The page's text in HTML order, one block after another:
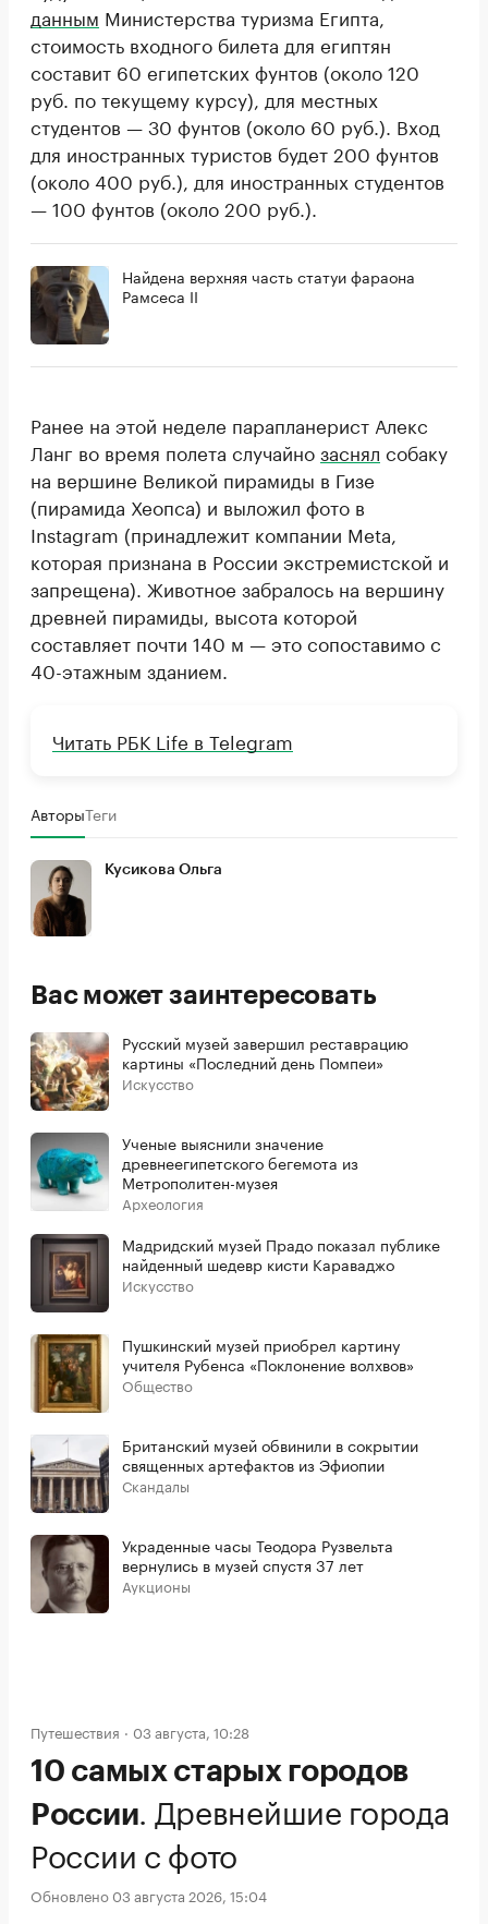
данным Министерства туризма Египта,
стоимость входного билета для египтян
составит 60 египетских фунтов (около 120
руб. по текущему курсу), для местных
студентов — 30 фунтов (около 60 руб.). Вход
для иностранных туристов будет 200 фунтов
(около 400 руб.), для иностранных студентов
— 100 фунтов (около 200 руб.).
Найдена верхняя часть статуи фараона
Рамсеса II
Ранее на этой неделе парапланерист Алекс
Ланг во время полета случайнозаснял собаку
на вершине Великой пирамиды в Гизе
(пирамида Хеопса) и выложил фото в
Instagram (принадлежит компании Meta,
которая признана в России экстремистской и
запрещена). Животное забралось на вершину
древней пирамиды, высота которой
составляет почти 140 м — это сопоставимо с
40-этажным зданием.
Читать РБК Life в Telegram
АвторыТеги
Кусикова Ольга
Вас может заинтересовать
Русский музей завершил реставрацию
картины «Последний день Помпеи»
Искусство
Ученые выяснили значение
древнеегипетского бегемота из
Метрополитен-музея
Археология
Мадридский музей Прадо показал публике
найденный шедевр кисти Караваджо
Искусство
Пушкинский музей приобрел картину
учителя Рубенса «Поклонение волхвов»
Общество
Британский музей обвинили в сокрытии
священных артефактов из Эфиопии
Скандалы
Украденные часы Теодора Рузвельта
вернулись в музей спустя 37 лет
Аукционы
Путешествия 03 августа, 10:28
10 самых старых городов
России
Древнейшие города
России с фото
Обновлено 03 августа 2026, 15:04